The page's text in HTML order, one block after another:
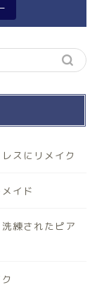
スにリメイク
イド
練されたピア